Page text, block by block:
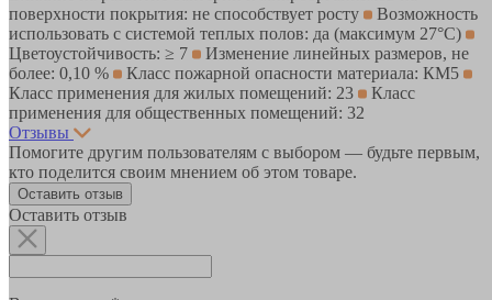
поверхности покрытия: не способствует росту
Возможность
использовать с системой теплых полов: да (максимум 27°C)
Цветоустойчивость: ≥ 7
Изменение линейных размеров, не
более: 0,10 %
Класс пожарной опасности материала: КМ5
Класс применения для жилых помещений: 23
Класс
применения для общественных помещений: 32
Отзывы
Помогите другим пользователям с выбором — будьте первым,
кто поделится своим мнением об этом товаре.
Оставить отзыв
Оставить отзыв